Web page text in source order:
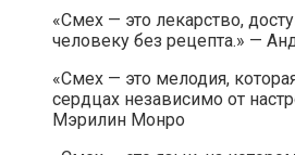
«Смех — это лекарство,
человеку без рецепта.» —
«Смех — это мелодия,
сердцах независимо от
Мэрилин Монро